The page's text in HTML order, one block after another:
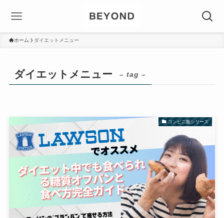
ホーム ダイエットメニュー
ダイエットメニュー – tag –
コンビニ飯シリーズ